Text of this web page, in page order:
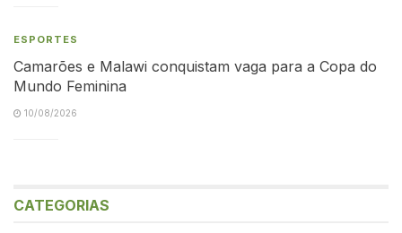
ESPORTES
Camarões e Malawi conquistam vaga para a Copa do
Mundo Feminina
10/08/2026
CATEGORIAS